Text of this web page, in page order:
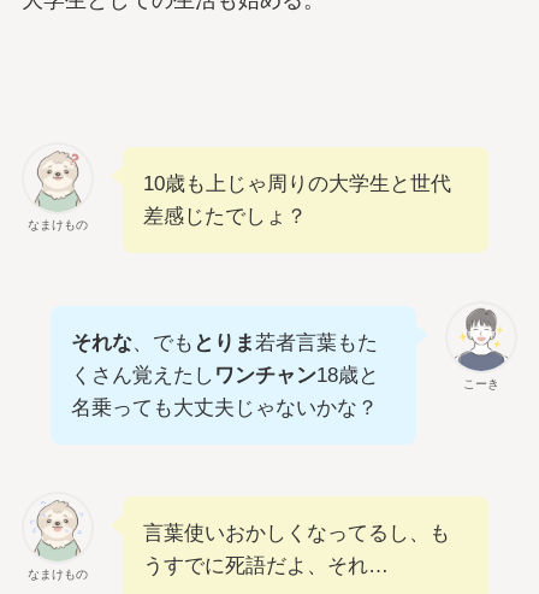
なまけもの
10歳も上じゃ周りの大学生と世代
差感じたでしょ？
こーき
それな、でも とりま 若者言葉もた
くさん覚えたし ワンチャン18歳と
名乗っても大丈夫じゃないかな？
なまけもの
言葉使いおかしくなってるし、も
うすでに死語だよ、それ…